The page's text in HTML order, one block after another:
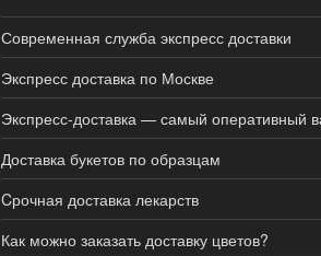
Современная служба экспресс доставки
Экспресс доставка по Москве
Экспресс-доставка — самый оперативный
Доставка букетов по образцам
Cрочная доставка лекарств
Как можно заказать доставку цветов?